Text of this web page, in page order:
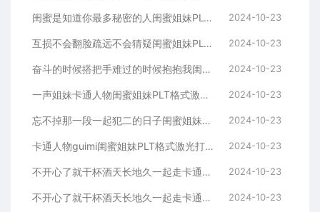
闺蜜是知道你最多秘密的人闺蜜姐妹PLT格式激光打标文件通用矢量图 2024-10-23
互损不会翻脸疏远不会猜疑闺蜜姐妹PLT格式激光打标文件通用矢量图 2024-10-23
奋斗的时候搭把手难过的时候抱抱我闺蜜姐妹 2024-10-23
一声姐妹卡通人物闺蜜姐妹PLT格式激光打标文件通用矢量图 2024-10-23
忘不掉那一段一起犯二的日子闺蜜姐妹PLT格式激光打标文件通用矢量图 2024-10-23
卡通人物guimi闺蜜姐妹PLT格式激光打标文件通用矢量图 2024-10-23
不开心了就干杯酒天长地久一起走卡通人物闺蜜姐妹 2024-10-23
不开心了就干杯酒天长地久一起走卡通人物闺蜜姐妹 2024-10-23